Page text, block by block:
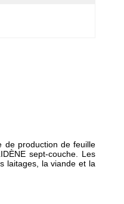
de production de feuille
sept-couche. Les
laitages, la viande et la